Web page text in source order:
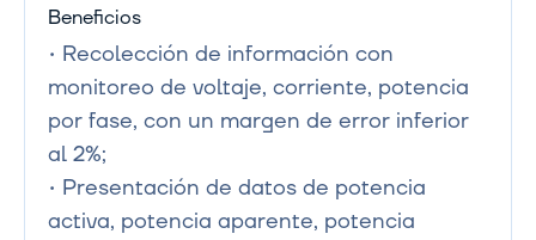
Beneficios
• Recolección de información con
monitoreo de voltaje, corriente, potencia
por fase, con un margen de error inferior
al 2%;
• Presentación de datos de potencia
activa, potencia aparente, potencia